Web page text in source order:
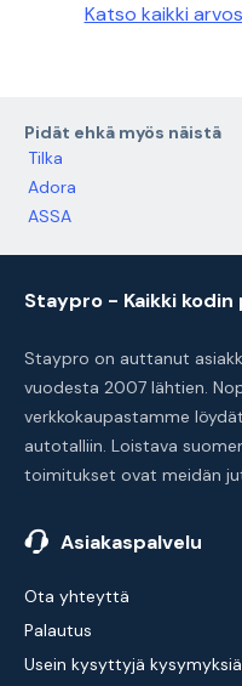
Katso kaikki
Pidät ehkä myös näistä
Tilka
Adora
ASSA
Staypro - Kaikki
Staypro on auttanut
vuodesta 2007 lähtien.
verkkokaupastamme
autotalliin. Loistava
toimitukset ovat meidän
Asiakaspalvelu
Ota yhteyttä
Palautus
Usein kysyttyjä kysymyksiä